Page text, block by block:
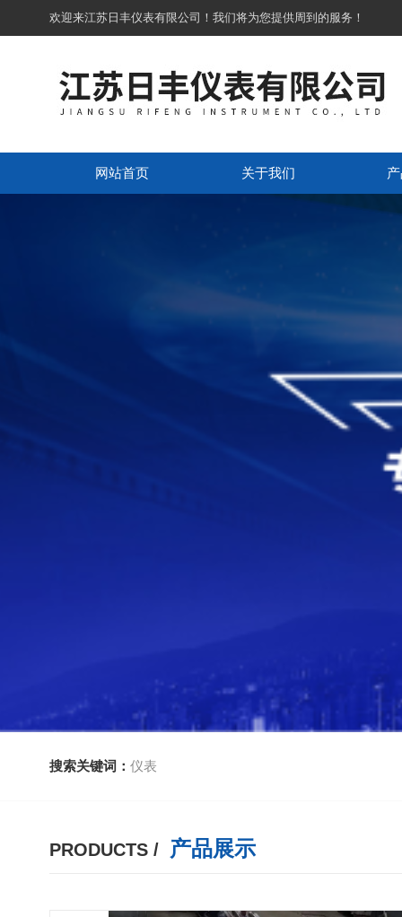
欢迎来江苏日丰仪表有限公司！我们将为您提供周到的服务！
网站首页 关于我们
搜索关键词： 仪表
PRODUCTS / 产品展示